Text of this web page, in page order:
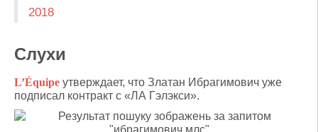
2018
Слухи
L’Équipe утверждает, что Златан Ибрагимович уже
подписал контракт с «ЛА Гэлэкси».